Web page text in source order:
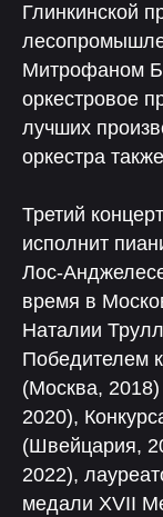
Глинкинской
Митрофаном
оркестровое
лучших
оркестра
Третий
исполнит
Лос-
время в
Наталии
Победителем
(Москва,
2020),
(Швейцария,
2022),
медали XVII